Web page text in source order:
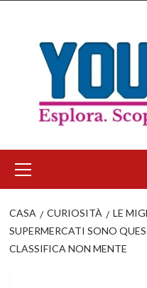
contenuto
principale
CASA CURIOSITÀ
LE
SUPERMERCATI SONO
CLASSIFICA NON MENTE